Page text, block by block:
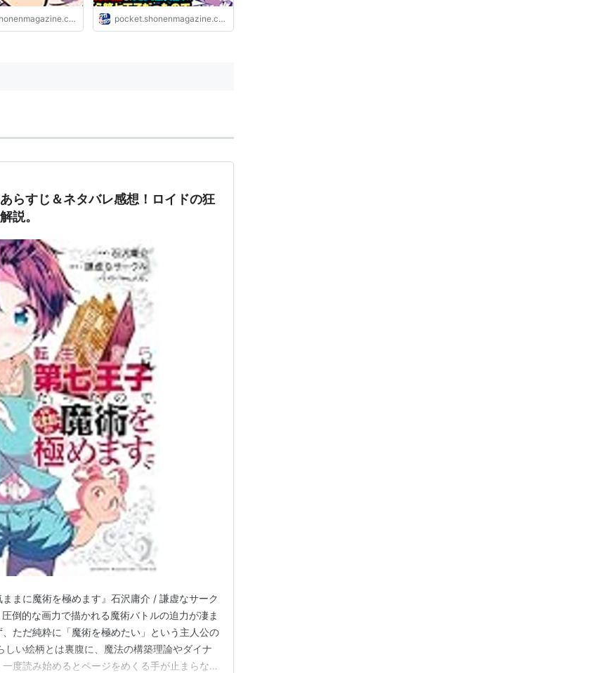
pocket.shonenmagazine.com
らすじ＆ネタバレ感想！ロイドの狂
説。
まに魔術を極めます』石沢庸介 / 謙虚なサーク
倒的な画力で描かれる魔術バトルの迫力が凄ま
ただ純粋に「魔術を極めたい」という主人公の
い絵柄とは裏腹に、魔法の構築理論やダイナ
度読み始めるとページをめくる手が止まらなく